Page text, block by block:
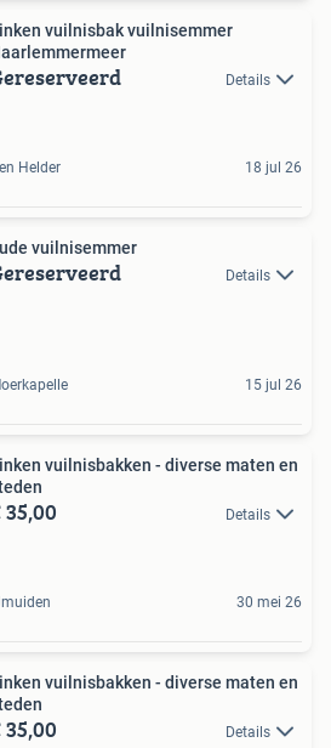
vuilnisbak vuilnisemmer
Details
Helder 18 jul 26
vuilnisemmer
Details
15 jul 26
vuilnisbakken - diverse maten en
35,00 Details
30 mei 26
vuilnisbakken - diverse maten en
35,00 Details